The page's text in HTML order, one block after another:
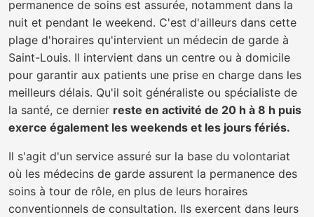
permanence de soins est assurée, notamment dans la
nuit et pendant le weekend. C'est d'ailleurs dans cette
plage d'horaires qu'intervient un médecin de garde à
Saint-Louis. Il intervient dans un centre ou à domicile
pour garantir aux patients une prise en charge dans les
meilleurs délais. Qu'il soit généraliste ou spécialiste de
la santé, ce dernier reste en activité de 20 h à 8 h puis
exerce également les weekends et les jours fériés.
Il s'agit d'un service assuré sur la base du volontariat
où les médecins de garde assurent la permanence des
soins à tour de rôle, en plus de leurs horaires
conventionnels de consultation. Ils exercent dans leurs